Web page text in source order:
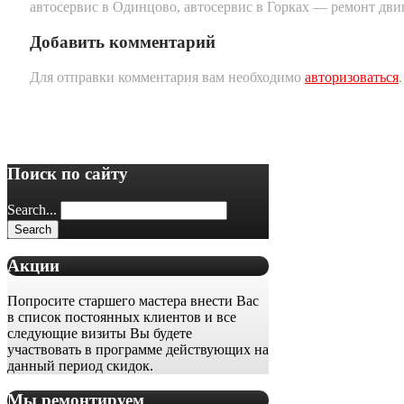
автосервис в Одинцово, автосервис в Горках — ремонт
Добавить комментарий
Для отправки комментария вам необходимо авторизоваться.
Поиск по сайту
Search...
Акции
Попросите старшего мастера внести Вас
в список постоянных клиентов и все
следующие визиты Вы будете
участвовать в программе действующих на
данный период скидок.
Мы ремонтируем